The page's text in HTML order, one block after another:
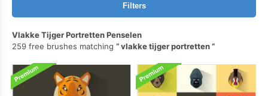
Filters
Vlakke Tijger Portretten Penselen
259 free brushes matching
vlakke tijger portretten